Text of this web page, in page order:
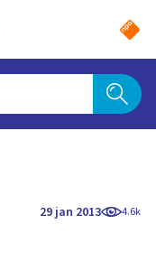
29 jan 2013 4.6k